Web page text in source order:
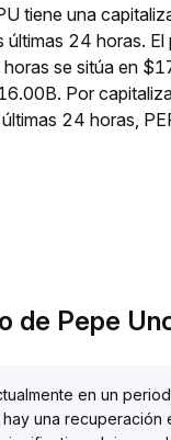
tiene una
24 horas.
se sitúa en
Por
24 horas,
de Pepe
en un
una recuperación